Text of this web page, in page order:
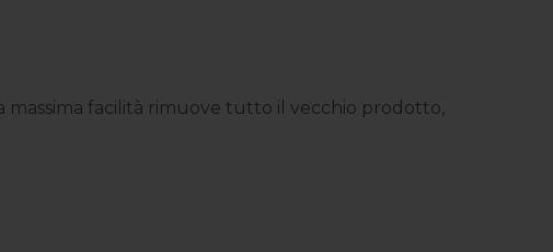
massima facilità rimuove tutto il vecchio prodotto,